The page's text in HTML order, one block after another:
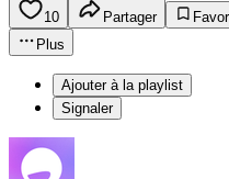
10 Partager
Plus
Ajouter à la playlist
Signaler